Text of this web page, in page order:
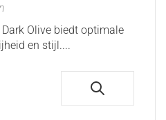
Olive biedt optimale
en stijl....